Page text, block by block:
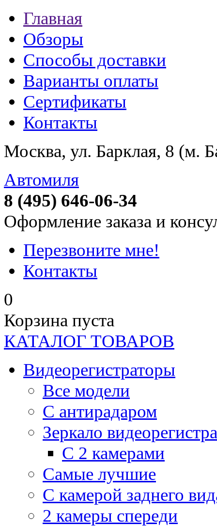
Главная
Обзоры
Способы доставки
Варианты оплаты
Сертификаты
Контакты
Москва, ул. Барклая, 8 (м.
Автомиля
8 (495) 646-06-34
Оформление заказа и
Перезвоните мне!
Контакты
0
Корзина пуста
КАТАЛОГ ТОВАРОВ
Видеорегистраторы
Все модели
C антирадаром
Зеркало
С 2 камерами
Самые лучшие
С камерой заднего
2 камеры спереди